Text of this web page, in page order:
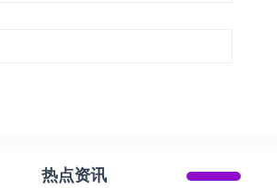
热点资讯